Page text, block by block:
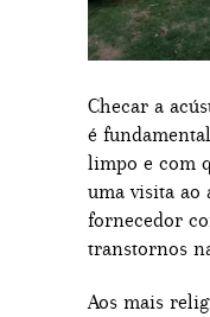
Checar a
é
limpo e com
uma visita ao
fornecedor
transtornos
Aos mais